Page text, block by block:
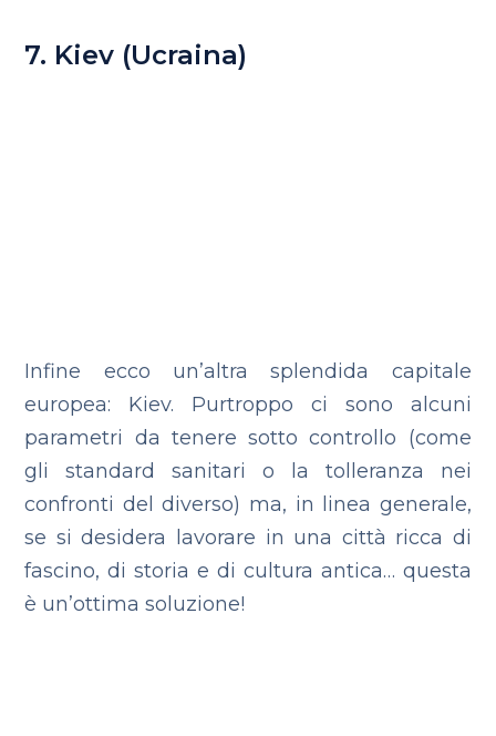
7. Kiev (Ucraina)
Infine ecco un’altra splendida capitale
europea: Kiev. Purtroppo ci sono alcuni
parametri da tenere sotto controllo (come
gli standard sanitari o la tolleranza nei
confronti del diverso) ma, in linea generale,
se si desidera lavorare in una città ricca di
fascino, di storia e di cultura antica… questa
è un’ottima soluzione!